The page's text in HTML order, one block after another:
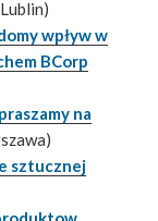
wpływ w
BCorp
na
sztucznej